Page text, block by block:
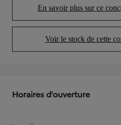
En savoir plus sur ce
Voir le stock de cette
Horaires d'ouverture